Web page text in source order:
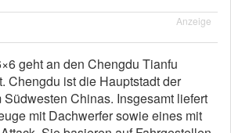
Anzeige
geht an den Chengdu Tianfu
Chengdu ist die Hauptstadt der
Chinas. Insgesamt liefert
mit Dachwerfer sowie eines mit